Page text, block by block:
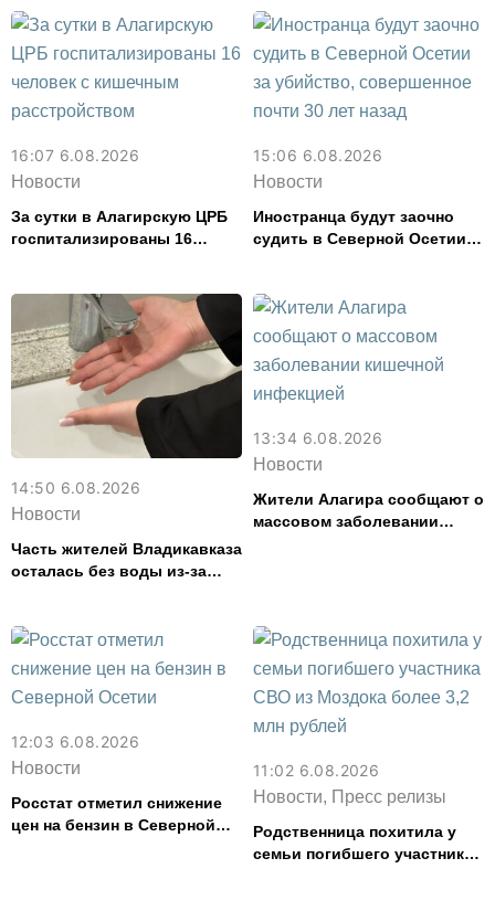
16:07 6.08.2026
Новости
За сутки в Алагирскую ЦРБ
госпитализированы 16
15:06 6.08.2026
Новости
Иностранца будут заочно
судить в Северной Осетии
14:50 6.08.2026
Новости
Часть жителей Владикавказа
осталась без воды из-за
13:34 6.08.2026
Новости
Жители Алагира сообщают о
массовом заболевании
12:03 6.08.2026
Новости
Росстат отметил снижение
цен на бензин в Северной
11:02 6.08.2026
Новости, Пресс релизы
Родственница похитила у
семьи погибшего участника